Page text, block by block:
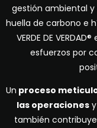
gestión ambiental y
huella de carbono e
VERDE DE
esfuerzos por
Un proceso
las operaciones
también